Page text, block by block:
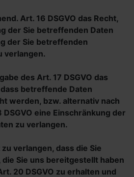
Art. 16 DSGVO das Recht,
der Sie betreffenden Daten
der Sie betreffenden
verlangen.
des Art. 17 DSGVO das
betreffende Daten
werden, bzw. alternativ nach
eine Einschränkung der
zu verlangen.
verlangen, dass die Sie
Sie uns bereitgestellt haben
20 DSGVO zu erhalten und